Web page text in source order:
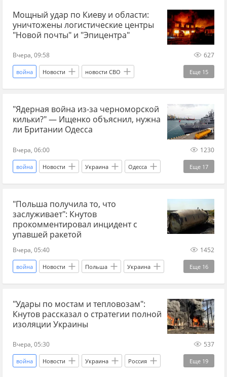
Украина.ру ракеты
дальнобойные ракеты Иран Украина
антироссийские санкции СВО
Мощный удар по Киеву и области:
уничтожены логистические центры
"Новой почты" и "Эпицентра"
Вчера, 09:58 627
Еще 15
война Новости новости СВО
новости СВО Россия Новости Украины
Главные новости новости СВО сейчас
дзен новости СВО новости России
ракеты удар по Киеву ракетный удар
"Ядерная война из-за черноморской
кильки?" — Ищенко объяснил, нужна
ли Британии Одесса
Вчера, 06:00 1230
Еще 17
война Новости Украина Одесса
Россия Ростислав Ищенко Украина.ру
порт Главные новости Британия
Великобритания СВО новости СВО
новости СВО Россия
"Польша получила то, что
заслуживает": Кнутов
прокомментировал инцидент с
упавшей ракетой
Вчера, 05:40 1452
Еще 16
война Новости Польша Украина
Россия Юрий Кнутов Украина.ру
F-16 дроны Ракета
война на Украине Новости Украины
новости СВО Россия прогнозы СВО
"Удары по мостам и тепловозам":
Кнутов рассказал о стратегии полной
изоляции Украины
Вчера, 05:30 537
Еще 19
война Новости Украина Россия